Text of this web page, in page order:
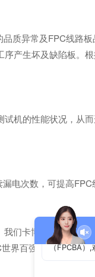
质异常及FPC线路
产生坏及缺陷板。
机的性能状况，从
电次数，可提高FPC
们卡博尔科技的测
界百强企业仍在不